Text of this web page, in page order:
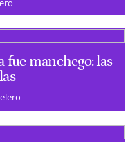
manchego: las